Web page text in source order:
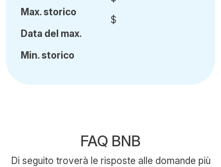
Max. storico
Data del max.
Min. storico
$
FAQ BNB
Di seguito troverà le risposte alle domande più